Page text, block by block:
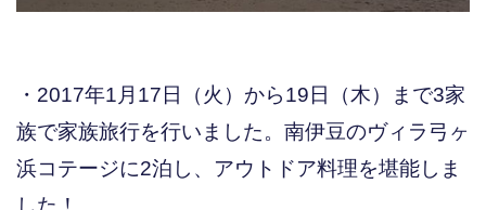
・2017年1月17日（火）から19日（木）まで3家
族で家族旅行を行いました。南伊豆のヴィラ弓ヶ
浜コテージに2泊し、アウトドア料理を堪能しま
した！